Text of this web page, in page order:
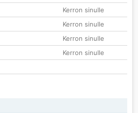
Kerron sinulle
Kerron sinulle
Kerron sinulle
Kerron sinulle